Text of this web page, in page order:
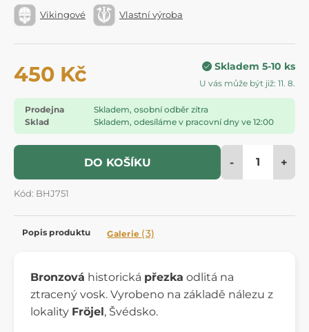
Vikingové Vlastní výroba
450 Kč Skladem 5-10 ks
U vás může být již: 11. 8.
Prodejna
Skladem, osobní odběr zítra
Sklad
Skladem, odesíláme v pracovní dny ve 12:00
DO KOŠÍKU - +
Kód: BHJ751
Popis produktu Galerie (3)
Bronzová historická přezka odlitá na
ztracený vosk. Vyrobeno na základě nálezu z
lokality Fröjel, Švédsko.